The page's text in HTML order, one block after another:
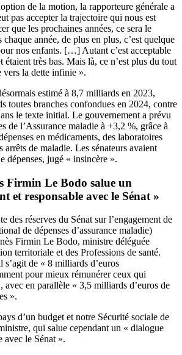
de la motion, la rapporteure générale a
pas accepter la trajectoire qui nous est
que les prochaines années, ce sera le
année, de plus en plus, c’est quelque
nos enfants. […] Autant c’est acceptable
étaient très bas. Mais là, ce n’est plus du tout
vers la dette infinie ».
estimé à 8,7 milliards en 2023,
toutes branches confondues en 2024, contre
le texte initial. Le gouvernement a prévu
de l’Assurance maladie à +3,2 %, grâce à
en médicaments, des laboratoires
arrêts de maladie. Les sénateurs avaient
dépenses, jugé « insincère ».
Firmin Le Bodo salue un
et responsable avec le Sénat »
des réserves du Sénat sur l’engagement de
de dépenses d’assurance maladie)
Firmin Le Bodo, ministre déléguée
territoriale et des Professions de santé.
de « 8 milliards d’euros
pour mieux rémunérer ceux qui
avec en parallèle « 3,5 milliards d’euros de
».
d’un budget et notre Sécurité sociale de
qui salue cependant un « dialogue
avec le Sénat ».